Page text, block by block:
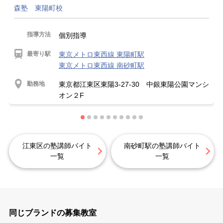
森塾 東陽町校
指導方法 個別指導
最寄り駅
東京メトロ東西線 東陽町駅
東京メトロ東西線 南砂町駅
勤務地
東京都江東区東陽3-27-30 中銀東陽公園マンシ
オン２F
江東区の塾講師バイト
一覧
南砂町駅の塾講師バイト
一覧
同じブランドの募集教室